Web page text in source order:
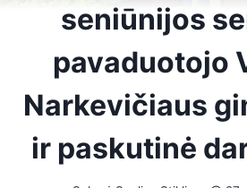
seniūnijos
pavaduotojo
Narkevičiaus
ir paskutinė